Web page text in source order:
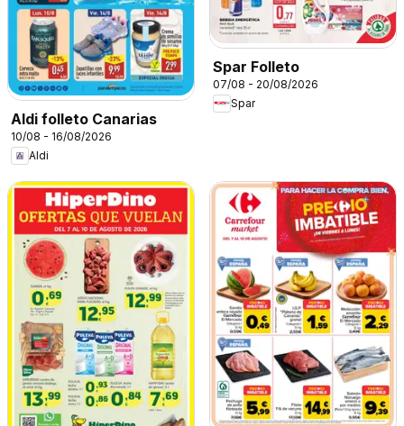
Aldi folleto Canarias
10/08 - 16/08/2026
Aldi
Spar Folleto
07/08 - 20/08/2026
Spar